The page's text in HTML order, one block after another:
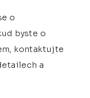
o
byste o
kontaktujte
a